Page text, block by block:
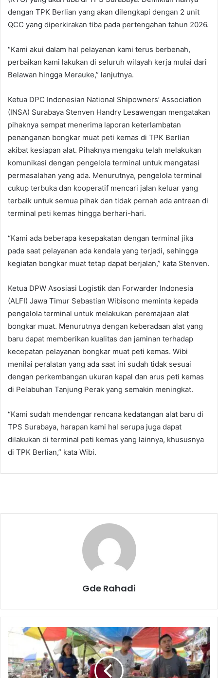
dengan TPK Berlian yang akan dilengkapi dengan 2 unit
QCC yang diperkirakan tiba pada pertengahan tahun 2026.
“Kami akui dalam hal pelayanan kami terus berbenah,
perbaikan kami lakukan di seluruh wilayah kerja mulai dari
Belawan hingga Merauke,” lanjutnya.
Ketua DPC Indonesian National Shipowners’ Association
(INSA) Surabaya Stenven Handry Lesawengan mengatakan
pihaknya sempat menerima laporan keterlambatan
penanganan bongkar muat peti kemas di TPK Berlian
akibat kesiapan alat. Pihaknya mengaku telah melakukan
komunikasi dengan pengelola terminal untuk mengatasi
permasalahan yang ada. Menurutnya, pengelola terminal
cukup terbuka dan kooperatif mencari jalan keluar yang
terbaik untuk semua pihak dan tidak pernah ada antrean di
terminal peti kemas hingga berhari-hari.
“Kami ada beberapa kesepakatan dengan terminal jika
pada saat pelayanan ada kendala yang terjadi, sehingga
kegiatan bongkar muat tetap dapat berjalan,” kata Stenven.
Ketua DPW Asosiasi Logistik dan Forwarder Indonesia
(ALFI) Jawa Timur Sebastian Wibisono meminta kepada
pengelola terminal untuk melakukan peremajaan alat
bongkar muat. Menurutnya dengan keberadaan alat yang
baru dapat memberikan kualitas dan jaminan terhadap
kecepatan pelayanan bongkar muat peti kemas. Wibi
menilai peralatan yang ada saat ini sudah tidak sesuai
dengan perkembangan ukuran kapal dan arus peti kemas
di Pelabuhan Tanjung Perak yang semakin meningkat.
“Kami sudah mendengar rencana kedatangan alat baru di
TPS Surabaya, harapan kami hal serupa juga dapat
dilakukan di terminal peti kemas yang lainnya, khususnya
di TPK Berlian,” kata Wibi.
Gde Rahadi
J
a
r